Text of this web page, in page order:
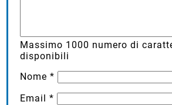
Massimo 1000 numero di
disponibili
Nome*
Email*